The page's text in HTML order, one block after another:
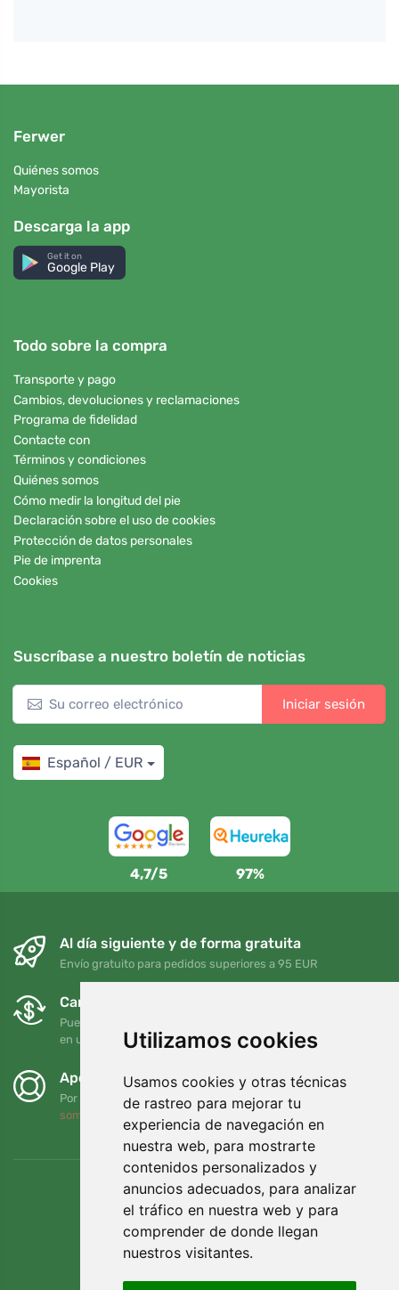
Utilizamos cookies
Usamos cookies y otras técnicas
de rastreo para mejorar tu
experiencia de navegación en
nuestra web, para mostrarte
contenidos personalizados y
anuncios adecuados, para analizar
el tráfico en nuestra web y para
comprender de donde llegan
nuestros visitantes.
Ferwer
Quiénes somos
Mayorista
Descarga la app
Get it on
Google Play
Todo sobre la compra
Transporte y pago
Cambios, devoluciones y reclamaciones
Programa de fidelidad
Contacte con
Términos y condiciones
Quiénes somos
Cómo medir la longitud del pie
Declaración sobre el uso de cookies
Protección de datos personales
Pie de imprenta
Cookies
Suscríbase a nuestro boletín de noticias
Iniciar sesión
Español / EUR
4,7/5 97%
Al día siguiente y de forma gratuita
Envío gratuito para pedidos superiores a 95 EUR
Cambios y devoluciones gratuitos
Puede devolver o cambiar su pedido en cualquier momento
en un plazo de 90 días
Apoyamos a Trees.org
Por cada pedido plantamos un árbol. Leer más
somos